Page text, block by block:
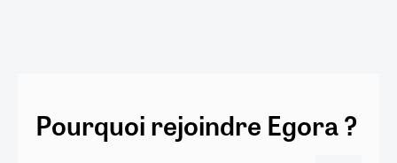
Pourquoi rejoindre Egora ?